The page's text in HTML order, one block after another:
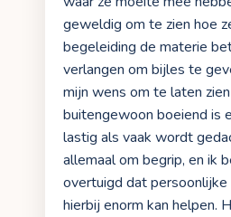
geweldig om te zien hoe
begeleiding de materie
verlangen om bijles te
mijn wens om te laten
buitengewoon boeiend is
lastig als vaak wordt
allemaal om begrip, en ik
overtuigd dat
hierbij enorm kan helpen.